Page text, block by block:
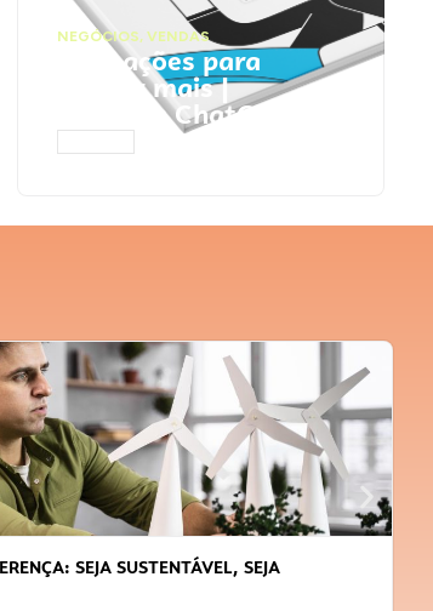
NEGÓCIOS, VENDAS
Faça ações para
vender mais |
Prompts ChatGPT
SEJA SUSTENTÁVEL, SEJA